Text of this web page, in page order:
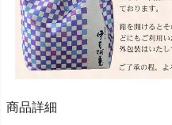
商品詳細